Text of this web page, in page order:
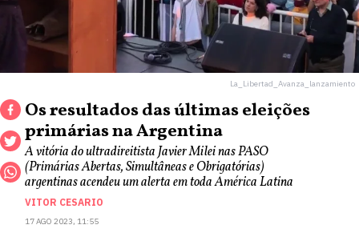
La_Libertad_Avanza_lanzamiento
Os resultados das últimas eleições
primárias na Argentina
A vitória do ultradireitista Javier Milei nas PASO
(Primárias Abertas, Simultâneas e Obrigatórias)
argentinas acendeu um alerta em toda América Latina
VITOR CESARIO
17 AGO 2023, 11:55